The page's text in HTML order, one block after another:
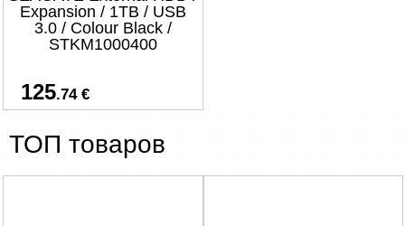
Expansion / 1TB / USB
3.0 / Colour Black /
STKM1000400
125.74 €
ТОП товаров